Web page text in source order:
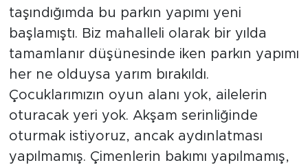
taşındığımda bu parkın yapımı yeni
başlamıştı. Biz mahalleli olarak bir yılda
tamamlanır düşünesinde iken parkın yapımı
her ne olduysa yarım bırakıldı.
Çocuklarımızın oyun alanı yok, ailelerin
oturacak yeri yok. Akşam serinliğinde
oturmak istiyoruz, ancak aydınlatması
yapılmamış. Çimenlerin bakımı yapılmamış,